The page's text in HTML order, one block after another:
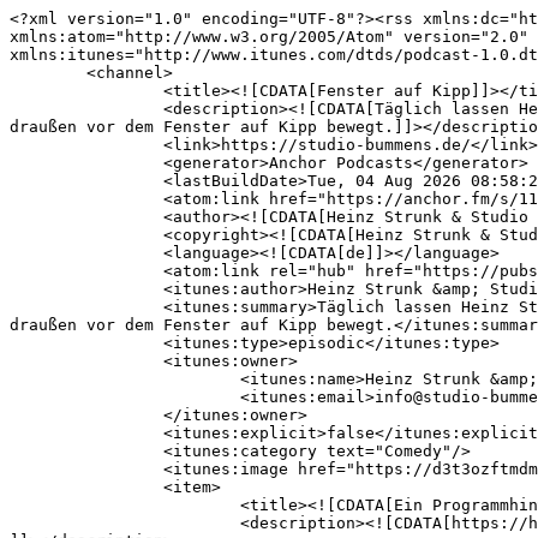
<?xml version="1.0" encoding="UTF-8"?><rss xmlns:dc="http://purl.org/dc/elements/1.1/" xmlns:content="http://purl.org/rss/1.0/modules/content/" xmlns:atom="http://www.w3.org/2005/Atom" version="2.0" xmlns:anchor="https://anchor.fm/xmlns" xmlns:podcast="https://podcastindex.org/namespace/1.0" xmlns:itunes="http://www.itunes.com/dtds/podcast-1.0.dtd" xmlns:psc="http://podlove.org/simple-chapters">
	<channel>
		<title><![CDATA[Fenster auf Kipp]]></title>
		<description><![CDATA[Täglich lassen Heinz Strunk und Heinzer uns teilhaben an ihren Gedanken zum Leben, der Arbeit und allem, was sie an der Welt da draußen vor dem Fenster auf Kipp bewegt.]]></description>
		<link>https://studio-bummens.de/</link>
		<generator>Anchor Podcasts</generator>
		<lastBuildDate>Tue, 04 Aug 2026 08:58:24 GMT</lastBuildDate>
		<atom:link href="https://anchor.fm/s/115323758/podcast/rss" rel="self" type="application/rss+xml"/>
		<author><![CDATA[Heinz Strunk & Studio Bummens]]></author>
		<copyright><![CDATA[Heinz Strunk & Studio Bummens]]></copyright>
		<language><![CDATA[de]]></language>
		<atom:link rel="hub" href="https://pubsubhubbub.appspot.com/"/>
		<itunes:author>Heinz Strunk &amp; Studio Bummens</itunes:author>
		<itunes:summary>Täglich lassen Heinz Strunk und Heinzer uns teilhaben an ihren Gedanken zum Leben, der Arbeit und allem, was sie an der Welt da draußen vor dem Fenster auf Kipp bewegt.</itunes:summary>
		<itunes:type>episodic</itunes:type>
		<itunes:owner>
			<itunes:name>Heinz Strunk &amp; Studio Bummens</itunes:name>
			<itunes:email>info@studio-bummens.de</itunes:email>
		</itunes:owner>
		<itunes:explicit>false</itunes:explicit>
		<itunes:category text="Comedy"/>
		<itunes:image href="https://d3t3ozftmdmh3i.cloudfront.net/staging/podcast_uploaded_nologo/46405798/df56a631e8d4f11a.jpg"/>
		<item>
			<title><![CDATA[Ein Programmhinweis von Heinz Strunk]]></title>
			<description><![CDATA[https://heinzstrunk.de/#tourdates
]]></description>
			<link>https://podcasters.spotify.com/pod/show/mb-bummens2/episodes/Ein-Programmhinweis-von-Heinz-Strunk-e3md948</link>
			<guid isPermaLink="false">add10b1ce0f140affa283e8989b2b643</guid>
			<dc:creator><![CDATA[Heinz Strunk & Studio Bummens]]></dc:creator>
			<pubDate>Thu, 24 Feb 2022 09:58:34 GMT</pubDate>
			<enclosure url="https://anchor.fm/s/115323758/podcast/play/123167304/https%3A%2F%2Fd3ctxlq1ktw2nl.cloudfront.net%2Fstaging%2F2026-6-22%2F428408868-44100-2-0db4895837e88fc9.mp3" length="5324124" type="audio/mpeg"/>
			<itunes:summary>https://heinzstrunk.de/#tourdates
</itunes:summary>
			<itunes:explicit>false</itunes:explicit>
			<itunes:duration>00:05:34</itunes:duration>
			<itunes:image href="https://d3t3ozftmdmh3i.cloudfront.net/staging/podcast_uploaded_episode/46405798/9504d334389f8376.jpg"/>
		</item>
		<item>
			<title><![CDATA[Der letzte Tanz]]></title>
			<description><![CDATA[Fenster auf Kipp sagt Tschüss. Es ist aus. Aus und vorbei. Heinz und Heinzer verabschieden sich und könnten trauriger nicht sein. Dose ist abgesprungen und ohne Dose kein Podcast. Fenster auf Kipp wird für immer in unseren Herzen bleiben. Auf bald! Euer Heinz, euer Heinzer.
]]></description>
			<link>https://podcasters.spotify.com/pod/show/mb-bummens2/episodes/Der-letzte-Tanz-e3md96u</link>
			<guid isPermaLink="false">b06a7ba159e4bd823f37a27ef0c5ccec</guid>
			<dc:creator><![CDATA[Heinz Strunk & Studio Bummens]]></dc:creator>
			<pubDate>Thu, 21 Oct 2021 22:05:00 GMT</pubDate>
			<enclosure url="https://anchor.fm/s/115323758/podcast/play/123167390/https%3A%2F%2Fd3ctxlq1ktw2nl.cloudfront.net%2Fstaging%2F2026-6-22%2F428408943-44100-2-4ad02a5cdabd3e22.mp3" length="11917068" type="audio/mpeg"/>
			<itunes:summary>Fenster auf Kipp sagt